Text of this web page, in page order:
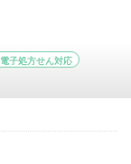
電子処方せん対応